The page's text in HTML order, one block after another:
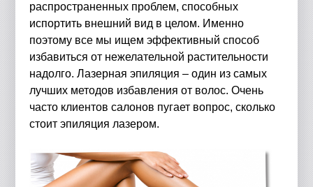
распространенных проблем, способных
испортить внешний вид в целом. Именно
поэтому все мы ищем эффективный способ
избавиться от нежелательной растительности
надолго. Лазерная эпиляция – один из самых
лучших методов избавления от волос. Очень
часто клиентов салонов пугает вопрос, сколько
стоит эпиляция лазером.